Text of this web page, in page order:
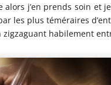
alors j’en prends soin
les plus téméraires
habilement